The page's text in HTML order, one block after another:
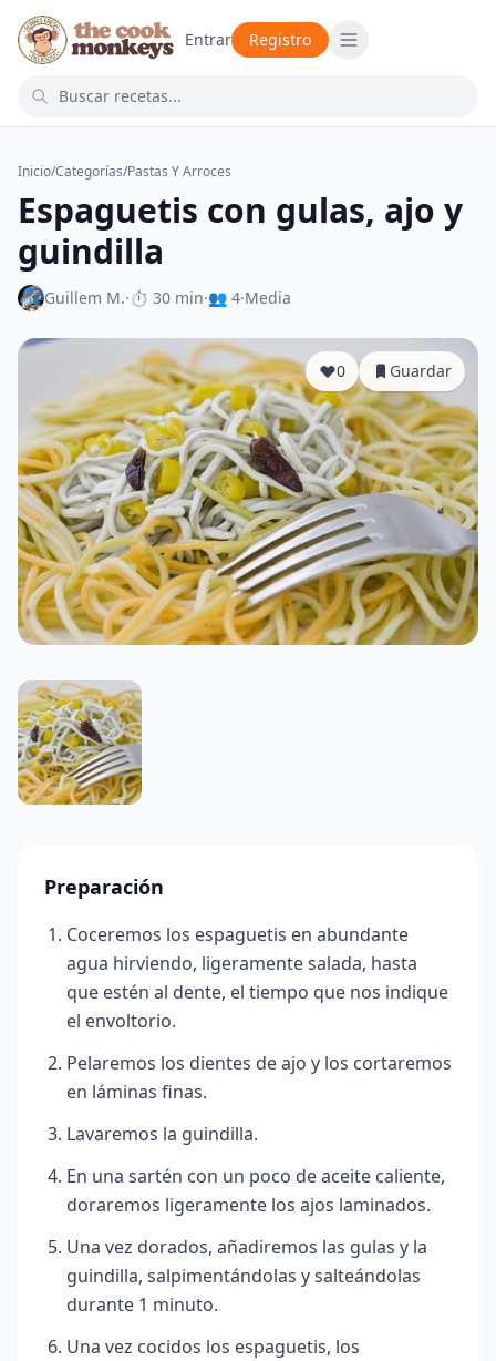
Entrar Registro
Inicio/Categorías/Pastas Y Arroces
Espaguetis con gulas, ajo y
guindilla
Guillem M.·⏱ 30 min·👥 4·Media
0 Guardar
Preparación
Coceremos los espaguetis en abundante
agua hirviendo, ligeramente salada, hasta
que estén al dente, el tiempo que nos indique
el envoltorio.
Pelaremos los dientes de ajo y los cortaremos
en láminas finas.
Lavaremos la guindilla.
En una sartén con un poco de aceite caliente,
doraremos ligeramente los ajos laminados.
Una vez dorados, añadiremos las gulas y la
guindilla, salpimentándolas y salteándolas
durante 1 minuto.
Una vez cocidos los espaguetis, los